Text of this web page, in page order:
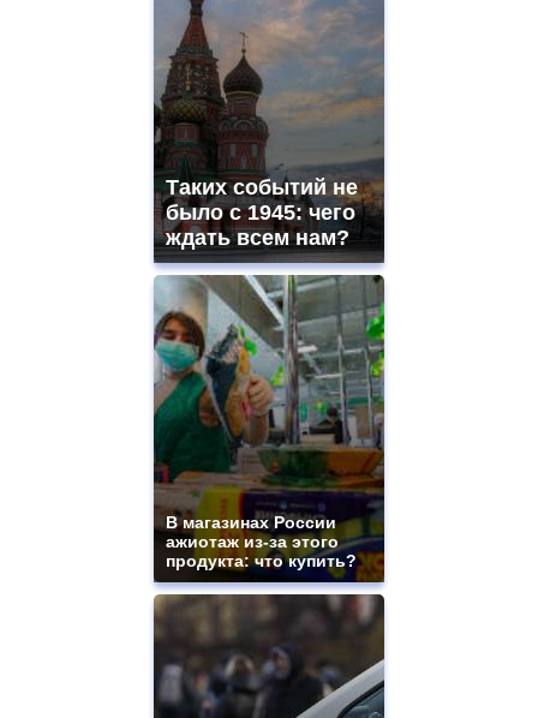
Таких событий не
было с 1945: чего
ждать всем нам?
В магазинах России
ажиотаж из-за этого
продукта: что купить?